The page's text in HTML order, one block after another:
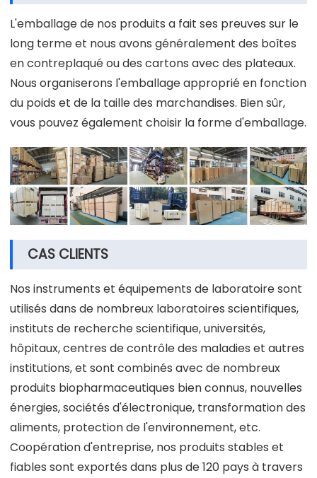
L'emballage de nos produits a fait ses preuves sur le
long terme et nous avons généralement des boîtes
en contreplaqué ou des cartons avec des plateaux.
Nous organiserons l'emballage approprié en fonction
du poids et de la taille des marchandises. Bien sûr,
vous pouvez également choisir la forme d'emballage.
CAS CLIENTS
Nos instruments et équipements de laboratoire sont
utilisés dans de nombreux laboratoires scientifiques,
instituts de recherche scientifique, universités,
hôpitaux, centres de contrôle des maladies et autres
institutions, et sont combinés avec de nombreux
produits biopharmaceutiques bien connus, nouvelles
énergies, sociétés d'électronique, transformation des
aliments, protection de l'environnement, etc.
Coopération d'entreprise, nos produits stables et
fiables sont exportés dans plus de 120 pays à travers